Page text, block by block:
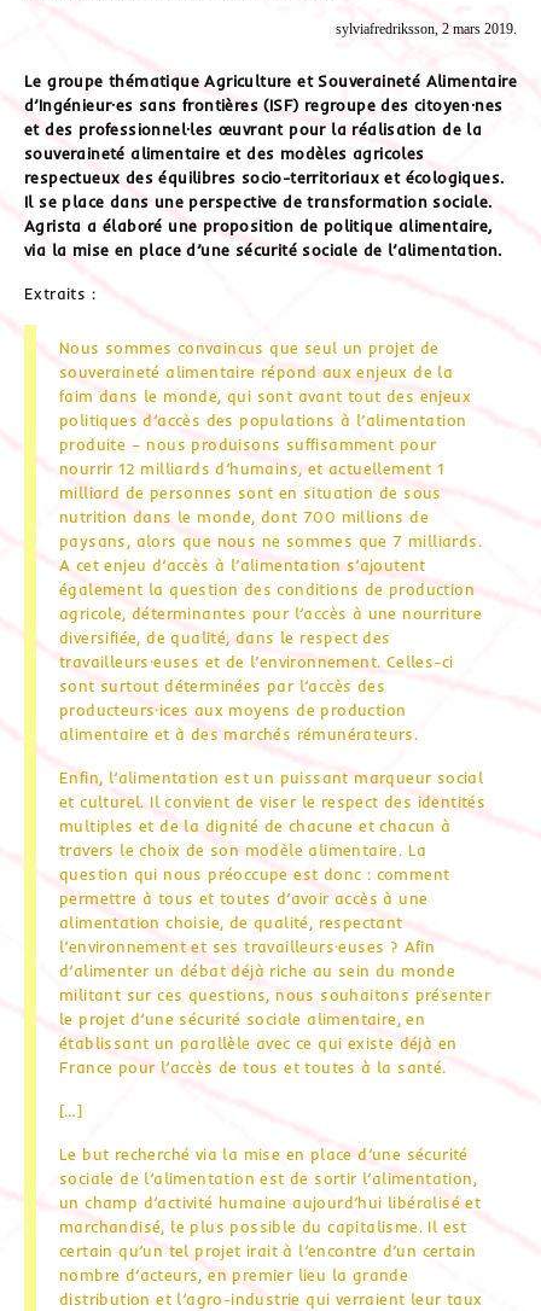
sylviafredriksson, 2 mars 2019.
Le groupe thématique Agriculture et Souveraineté Alimentaire
d’Ingénieur·es sans frontières (ISF) regroupe des citoyen·nes
et des professionnel·les œuvrant pour la réalisation de la
souveraineté alimentaire et des modèles agricoles
respectueux des équilibres socio-territoriaux et écologiques.
Il se place dans une perspective de transformation sociale.
Agrista a élaboré une proposition de politique alimentaire,
via la mise en place d’une sécurité sociale de l’alimentation.
Extraits :
Nous sommes convaincus que seul un projet de
souveraineté alimentaire répond aux enjeux de la
faim dans le monde, qui sont avant tout des enjeux
politiques d’accès des populations à l’alimentation
produite – nous produisons suffisamment pour
nourrir 12 milliards d’humains, et actuellement 1
milliard de personnes sont en situation de sous
nutrition dans le monde, dont 700 millions de
paysans, alors que nous ne sommes que 7 milliards.
A cet enjeu d’accès à l’alimentation s’ajoutent
également la question des conditions de production
agricole, déterminantes pour l’accès à une nourriture
diversifiée, de qualité, dans le respect des
travailleurs·euses et de l’environnement. Celles-ci
sont surtout déterminées par l’accès des
producteurs·ices aux moyens de production
alimentaire et à des marchés rémunérateurs.
Enfin, l’alimentation est un puissant marqueur social
et culturel. Il convient de viser le respect des identités
multiples et de la dignité de chacune et chacun à
travers le choix de son modèle alimentaire. La
question qui nous préoccupe est donc : comment
permettre à tous et toutes d’avoir accès à une
alimentation choisie, de qualité, respectant
l’environnement et ses travailleurs·euses ? Afin
d’alimenter un débat déjà riche au sein du monde
militant sur ces questions, nous souhaitons présenter
le projet d’une sécurité sociale alimentaire, en
établissant un parallèle avec ce qui existe déjà en
France pour l’accès de tous et toutes à la santé.
[…]
Le but recherché via la mise en place d’une sécurité
sociale de l’alimentation est de sortir l’alimentation,
un champ d’activité humaine aujourd’hui libéralisé et
marchandisé, le plus possible du capitalisme. Il est
certain qu’un tel projet irait à l’encontre d’un certain
nombre d’acteurs, en premier lieu la grande
distribution et l’agro-industrie qui verraient leur taux